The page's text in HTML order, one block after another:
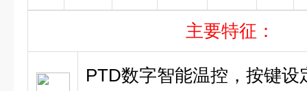
主要特征：
PTD数字智能温控，按键设